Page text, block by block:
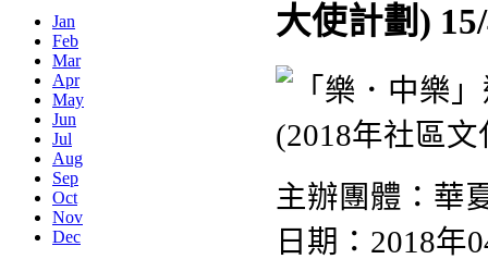
大使計劃)
主辦團體：華
日期：2018年
Jan
Feb
Mar
Apr
May
Jun
Jul
Aug
Sep
Oct
Nov
Dec